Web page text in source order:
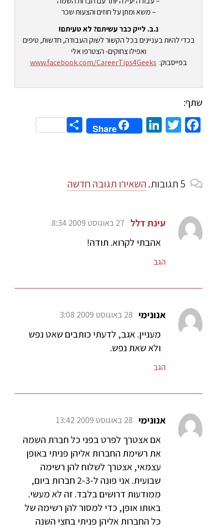
– משא ומתן על חוזים והצעות שכר
נ.ב. לייק כבר עשיתם? לא טעיתם!
בכדי להיות בעניינים בכל הקשור לשוק העבודה, חדשות, טיפים
ואפילו צחוקים- הצטרפו אלי
בפייסבוק: www.facebook.com/CareerTips4Geeks
שתף:
Facebook
Twitter
LinkedIn
Share
Share
5 תגובות. השאירו תגובה חדשה
עינת דלל 27 באוגוסט 2009 8:34
אהבתי לקרוא. תודה!
הגב
אנונימי 28 באוגוסט 2009 3:08
מעניין. אגב, לדעתי כותבים שאט נפש
ולא שאת נפש.
הגב
אנונימי 28 באוגוסט 2009 13:42
אם אצטרך לפרט בפני כל חברת השמה
את רשימת החברות אליהן פניתי באופן
עצמאי, אצטרך לשלוח להן רשימה
שבועית. אני פונה ל-2-3 חברות ביום,
ממודעות דרושים בלבד. זה לא מעשי.
באותו אופן, כדי למסור להן רשימה של
כל החברות אליהן פניתי בחצי השנה